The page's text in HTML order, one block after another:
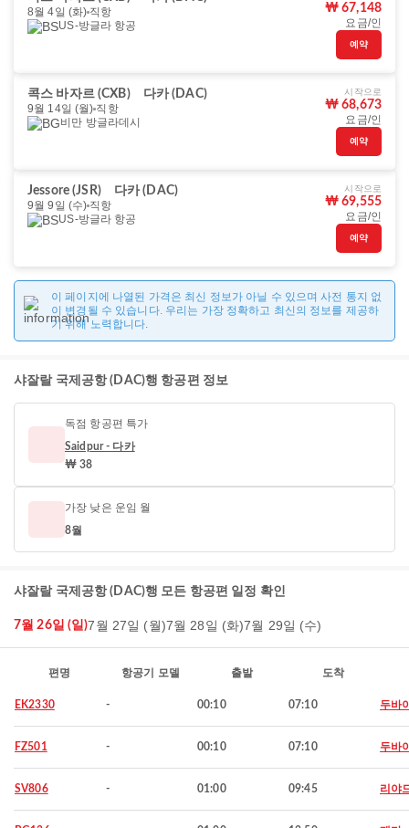
8월 4일 (화) 직항
US-방글라 항공
₩ 67,148
요금/인
예약
콕스 바자르 (CXB)
다카 (DAC)
9월 14일 (월) 직항
비만 방글라데시
시작으로
₩ 68,673
요금/인
예약
Jessore (JSR)
다카 (DAC)
9월 9일 (수) 직항
US-방글라 항공
시작으로
₩ 69,555
요금/인
예약
이 페이지에 나열된 가격은 최신 정보가 아닐 수 있으며 사전 통지 없
이 변경될 수 있습니다. 우리는 가장 정확하고 최신의 정보를 제공하
기 위해 노력합니다.
샤잘랄 국제공항 (DAC)행 항공편 정보
독점 항공편 특가
Saidpur - 다카
₩ 38
가장 낮은 운임 월
8월
샤잘랄 국제공항 (DAC)행 모든 항공편 일정 확인
7월 26일 (일)7월 27일 (월)7월 28일 (화)7월 29일 (수)
편명 항공기 모델 출발 도착
EK2330 - 00:10 07:10 두바
FZ501 - 00:10 07:10 두바
SV806 - 01:00 09:45 리야